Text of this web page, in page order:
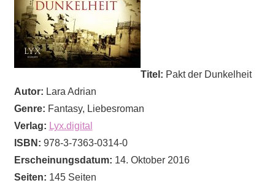
Titel: Pakt der Dunkelheit
Autor: Lara Adrian
Genre: Fantasy, Liebesroman
Verlag: Lyx.digital
ISBN: 978-3-7363-0314-0
Erscheinungsdatum: 14. Oktober 2016
Seiten: 145 Seiten